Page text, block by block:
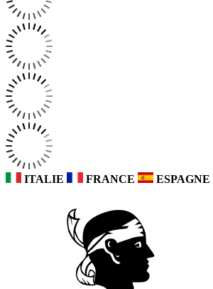
ITALIE FRANCE ESPAGNE